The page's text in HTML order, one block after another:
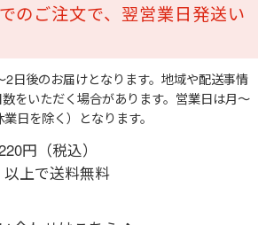
のご注文で、翌営業日発送い
2日後のお届けとなります。地域や配送事情
をいただく場合があります。営業日は月～
日を除く）となります。
円（税込）
上で送料無料